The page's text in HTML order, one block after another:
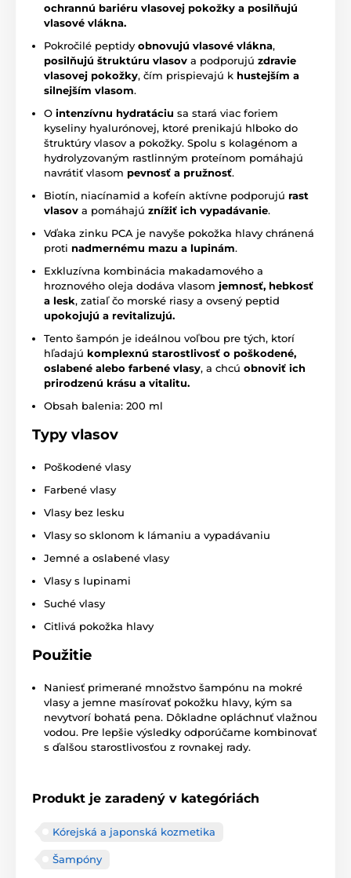
ochrannú bariéru vlasovej pokožky a posilňujú
vlasové vlákna.
Pokročilé peptidy obnovujú vlasové vlákna,
posilňujú štruktúru vlasov a podporujú zdravie
vlasovej pokožky, čím prispievajú k hustejším a
silnejším vlasom.
O intenzívnu hydratáciu sa stará viac foriem
kyseliny hyalurónovej, ktoré prenikajú hlboko do
štruktúry vlasov a pokožky. Spolu s kolagénom a
hydrolyzovaným rastlinným proteínom pomáhajú
navrátiť vlasom pevnosť a pružnosť.
Biotín, niacínamid a kofeín aktívne podporujú rast
vlasov a pomáhajú znížiť ich vypadávanie.
Vďaka zinku PCA je navyše pokožka hlavy chránená
proti nadmernému mazu a lupinám.
Exkluzívna kombinácia makadamového a
hroznového oleja dodáva vlasom jemnosť, hebkosť
a lesk, zatiaľ čo morské riasy a ovsený peptid
upokojujú a revitalizujú.
Tento šampón je ideálnou voľbou pre tých, ktorí
hľadajú komplexnú starostlivosť o poškodené,
oslabené alebo farbené vlasy, a chcú obnoviť ich
prirodzenú krásu a vitalitu.
Obsah balenia: 200 ml
Typy vlasov
Poškodené vlasy
Farbené vlasy
Vlasy bez lesku
Vlasy so sklonom k lámaniu a vypadávaniu
Jemné a oslabené vlasy
Vlasy s lupinami
Suché vlasy
Citlivá pokožka hlavy
Použitie
Naniesť primerané množstvo šampónu na mokré
vlasy a jemne masírovať pokožku hlavy, kým sa
nevytvorí bohatá pena. Dôkladne opláchnuť vlažnou
vodou. Pre lepšie výsledky odporúčame kombinovať
s ďalšou starostlivosťou z rovnakej rady.
Produkt je zaradený v kategóriách
Kórejská a japonská kozmetika
Šampóny